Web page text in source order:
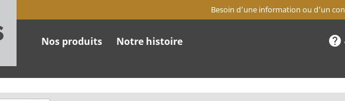
Besoin d’une information ou d’un
Nos produits Notre histoire help